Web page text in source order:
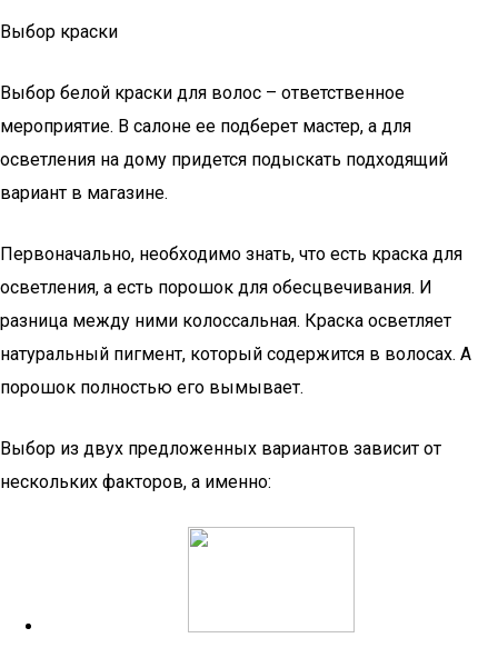
Выбор краски
Выбор белой краски для волос – ответственное
мероприятие. В салоне ее подберет мастер, а для
осветления на дому придется подыскать подходящий
вариант в магазине.
Первоначально, необходимо знать, что есть краска для
осветления, а есть порошок для обесцвечивания. И
разница между ними колоссальная. Краска осветляет
натуральный пигмент, который содержится в волосах. А
порошок полностью его вымывает.
Выбор из двух предложенных вариантов зависит от
нескольких факторов, а именно: